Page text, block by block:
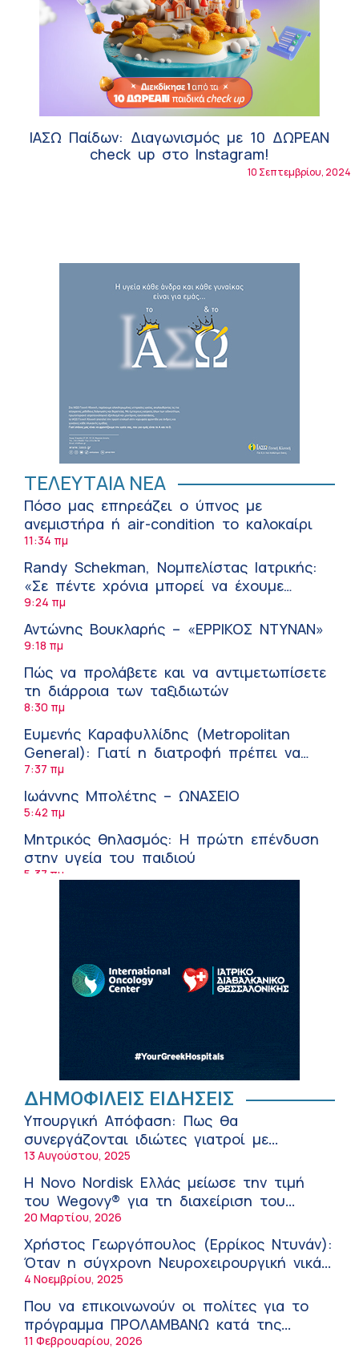
ΙΑΣΩ Παίδων: Διαγωνισμός με 10 ΔΩΡΕΑΝ
check up στο Instagram!
10 Σεπτεμβρίου, 2024
ΤΕΛΕΥΤΑΙΑ ΝΕΑ
Πόσο μας επηρεάζει ο ύπνος με
ανεμιστήρα ή air-condition το καλοκαίρι
11:34 πμ
Randy Schekman, Νομπελίστας Ιατρικής:
«Σε πέντε χρόνια μπορεί να έχουμε
θεραπεία που αναστέλλει την εξέλιξη του
Πάρκινσον»
9:24 πμ
Αντώνης Βουκλαρής – «ΕΡΡΙΚΟΣ ΝΤΥΝΑΝ»
9:18 πμ
Πώς να προλάβετε και να αντιμετωπίσετε
τη διάρροια των ταξιδιωτών
8:30 πμ
Ευμενής Καραφυλλίδης (Metropolitan
General): Γιατί η διατροφή πρέπει να
καθοδηγείται από κλινικό διαιτολόγο;
7:37 πμ
Ιωάννης Μπολέτης – ΩΝΑΣΕΙΟ
5:42 πμ
Μητρικός θηλασμός: Η πρώτη επένδυση
στην υγεία του παιδιού
5:37 πμ
Θεόδωρος Ροκκάς (Ερρίκος Ντυνάν): Η
σημασία των προβιοτικών στη θεραπεία
του συνδρόμου του ευερέθιστου εντέρου
Hospital): Καλοκαίρι με ασφάλεια –
Πρόληψη, προστασία και κίνδυνοι
Νέα δράση 850.000 ευρώ για τη Δημόσια
Υγεία στην Κρήτη – Έμφαση στις
απομακρυσμένες, ορεινές και δυσπρόσιτες
περιοχές
9:21 πμ
Τι να κάνετε για να προλάβετε και να
αντιμετωπίσετε το ηλιακό έγκαυμα!
9:08 πμ
Σπύρος Γεωργαράς – «ΥΓΕΙΑ» / Ερευνητικό
και Θεραπευτικό Ινστιτούτο ΟΦΘΑΛΜΟΣ
8:59 πμ
Ο Ελληνικός Ερυθρός Σταυρός προτείνει
10 βασικές συμβουλές για προστασία
μετά από πυρκαγιά
8:45 πμ
Γιάννης Καντώρος – Όμιλος
ΔΗΜΟΦΙΛΕΙΣ ΕΙΔΗΣΕΙΣ
Υπουργική Απόφαση: Πως θα
συνεργάζονται ιδιώτες γιατροί με
νοσοκομεία του δημοσίου συστήματος
υγείας
13 Αυγούστου, 2025
Η Novo Nordisk Ελλάς μείωσε την τιμή
του Wegovy® για τη διαχείριση του
βάρους
20 Μαρτίου, 2026
Χρήστος Γεωργόπουλος (Ερρίκος Ντυνάν):
Όταν η σύγχρονη Νευροχειρουργική νικά
το φόβο!
4 Νοεμβρίου, 2025
Που να επικοινωνούν οι πολίτες για το
πρόγραμμα ΠΡΟΛΑΜΒΑΝΩ κατά της
παχυσαρκίας
11 Φεβρουαρίου, 2026